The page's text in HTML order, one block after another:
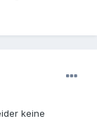
keine